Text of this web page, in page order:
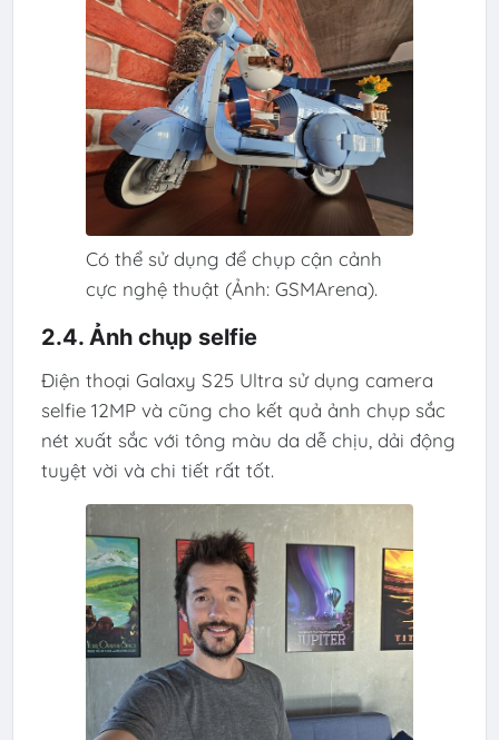
Có thể sử dụng để chụp cận cảnh
cực nghệ thuật (Ảnh: GSMArena).
2.4. Ảnh chụp selfie
Điện thoại Galaxy S25 Ultra sử dụng camera
selfie 12MP và cũng cho kết quả ảnh chụp sắc
nét xuất sắc với tông màu da dễ chịu, dải động
tuyệt vời và chi tiết rất tốt.